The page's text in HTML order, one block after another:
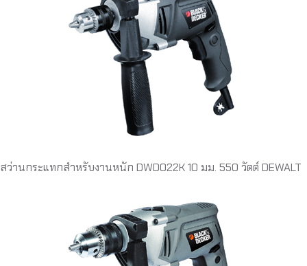
สว่านกระแทกสำหรับงานหนัก DWD022K 10 มม. 550 วัตต์ DEWALT